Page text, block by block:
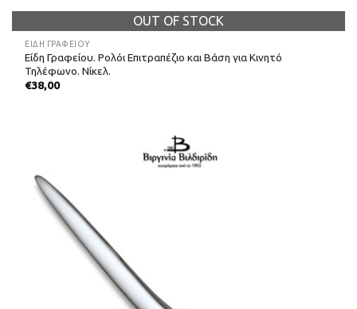
OUT OF STOCK
ΕΊΔΗ ΓΡΑΦΕΊΟΥ
Είδη Γραφείου. Ρολόι Επιτραπέζιο και Βάση για Κινητό
Τηλέφωνο. Νίκελ.
€38,00